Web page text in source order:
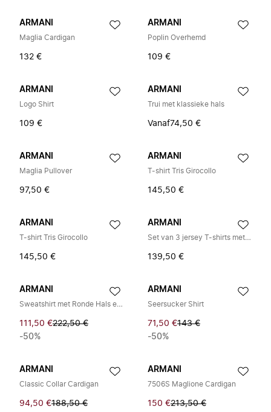
ARMANI
Maglia Cardigan
132 €
ARMANI
Poplin Overhemd
109 €
ARMANI
Logo Shirt
109 €
ARMANI
Trui met klassieke hals
Vanaf74,50 €
ARMANI
Maglia Pullover
97,50 €
ARMANI
T-shirt Tris Girocollo
145,50 €
ARMANI
T-shirt Tris Girocollo
145,50 €
ARMANI
Set van 3 jersey T-shirts met logoprint
139,50 €
ARMANI
Sweatshirt met Ronde Hals en Logo Borduursel
111,50 €222,50 €
-50%
ARMANI
Seersucker Shirt
71,50 €143 €
-50%
ARMANI
Classic Collar Cardigan
94,50 €188,50 €
ARMANI
7506S Maglione Cardigan
150 €213,50 €